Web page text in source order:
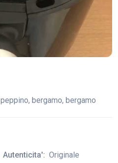
peppino, bergamo, bergamo
Autenticita': Originale